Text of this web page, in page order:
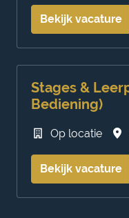
Bekijk vacature
Stages &
Bediening)
Op locatie
Bekijk vacature